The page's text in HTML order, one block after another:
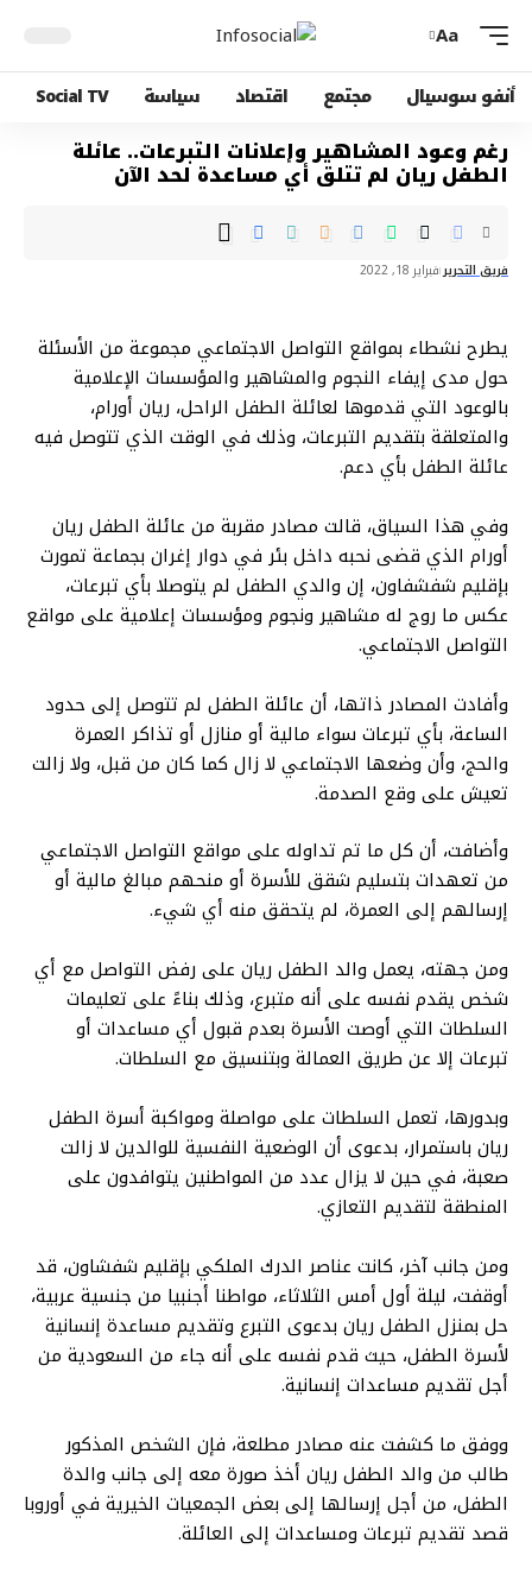
Aa
أنفو سوسيال مجتمع اقتصاد سياسة Social TV
رغم وعود المشاهير وإعلانات التبرعات.. عائلة
الطفل ريان لم تتلق أي مساعدة لحد الآن
فريق التحرير فبراير 18, 2022
يطرح نشطاء بمواقع التواصل الاجتماعي مجموعة من الأسئلة
حول مدى إيفاء النجوم والمشاهير والمؤسسات الإعلامية
بالوعود التي قدموها لعائلة الطفل الراحل، ريان أورام،
والمتعلقة بتقديم التبرعات، وذلك في الوقت الذي تتوصل فيه
عائلة الطفل بأي دعم.
وفي هذا السياق، قالت مصادر مقربة من عائلة الطفل ريان
أورام الذي قضى نحبه داخل بئر في دوار إغران بجماعة تمورت
بإقليم شفشفاون، إن والدي الطفل لم يتوصلا بأي تبرعات،
عكس ما روج له مشاهير ونجوم ومؤسسات إعلامية على مواقع
التواصل الاجتماعي.
وأفادت المصادر ذاتها، أن عائلة الطفل لم تتوصل إلى حدود
الساعة، بأي تبرعات سواء مالية أو منازل أو تذاكر العمرة
والحج، وأن وضعها الاجتماعي لا زال كما كان من قبل، ولا زالت
تعيش على وقع الصدمة.
وأضافت، أن كل ما تم تداوله على مواقع التواصل الاجتماعي
من تعهدات بتسليم شقق للأسرة أو منحهم مبالغ مالية أو
إرسالهم إلى العمرة، لم يتحقق منه أي شيء.
ومن جهته، يعمل والد الطفل ريان على رفض التواصل مع أي
شخص يقدم نفسه على أنه متبرع، وذلك بناءً على تعليمات
السلطات التي أوصت الأسرة بعدم قبول أي مساعدات أو
تبرعات إلا عن طريق العمالة وبتنسيق مع السلطات.
وبدورها، تعمل السلطات على مواصلة ومواكبة أسرة الطفل
ريان باستمرار، بدعوى أن الوضعية النفسية للوالدين لا زالت
صعبة، في حين لا يزال عدد من المواطنين يتوافدون على
المنطقة لتقديم التعازي.
ومن جانب آخر، كانت عناصر الدرك الملكي بإقليم شفشاون، قد
أوقفت، ليلة أول أمس الثلاثاء، مواطنا أجنبيا من جنسية عربية،
حل بمنزل الطفل ريان بدعوى التبرع وتقديم مساعدة إنسانية
لأسرة الطفل، حيث قدم نفسه على أنه جاء من السعودية من
أجل تقديم مساعدات إنسانية.
ووفق ما كشفت عنه مصادر مطلعة، فإن الشخص المذكور
طالب من والد الطفل ريان أخذ صورة معه إلى جانب والدة
الطفل، من أجل إرسالها إلى بعض الجمعيات الخيرية في أوروبا
قصد تقديم تبرعات ومساعدات إلى العائلة.